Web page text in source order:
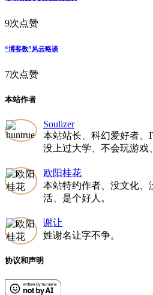
9次点赞
“博客教”风云略谈
7次点赞
本站作者
Soulizer
本站站长、科幻爱好者、
没上过大学、不会玩游戏
欧阳桂花
本站特约作者、没文化、
活、是个好人。
谢让
姓谢名让字不争。
协议和声明